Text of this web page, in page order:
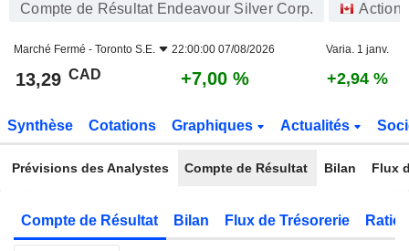
Compte de Résultat Endeavour Silver Corp. Actions
Marché Fermé - Toronto S.E. 22:00:00 07/08/2026 Varia. 1 janv.
13,29 CAD +7,00 % +2,94 %
Synthèse Cotations Graphiques Actualités
Prévisions des Analystes Compte de Résultat Bilan Flux
Compte de Résultat Bilan Flux de Trésorerie